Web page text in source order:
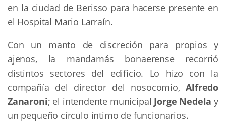
en la ciudad de Berisso para hacerse presente en
el Hospital Mario Larraín.
Con un manto de discreción para propios y
ajenos, la mandamás bonaerense recorrió
distintos sectores del edificio. Lo hizo con la
compañía del director del nosocomio,Alfredo
Zanaroni; el intendente municipal Jorge Nedela y
un pequeño círculo íntimo de funcionarios.